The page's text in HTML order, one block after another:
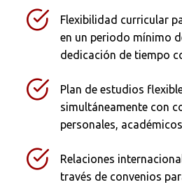
Flexibilidad curricular
en un periodo mínimo
dedicación de tiempo
Plan de estudios
simultáneamente con
personales,
Relaciones
través de convenios
Busca en la escuela
¿Qué buscas?